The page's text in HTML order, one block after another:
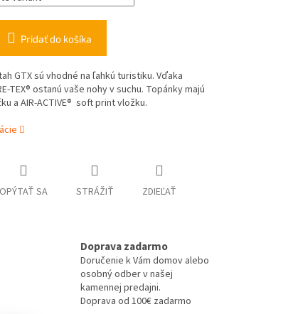
Pridať do košíka
GTX sú vhodné na ľahkú turistiku. Vďaka
TEX® ostanú vaše nohy v suchu. Topánky majú
a AIR-ACTIVE® soft print vložku.
OPÝTAŤ SA STRÁŽIŤ ZDIEĽAŤ
Doprava zadarmo
Doručenie k Vám domov alebo
osobný odber v našej
kamennej predajni.
Doprava od 100€ zadarmo